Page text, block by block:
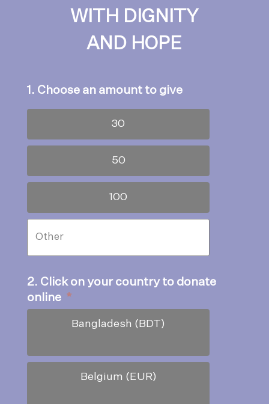
WITH DIGNITY
AND HOPE
1. Choose an amount to give
30
50
100
2. Click on your country to donate
online *
Bangladesh (BDT)
Belgium (EUR)